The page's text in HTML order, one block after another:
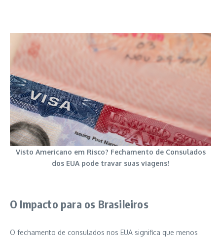
Visto Americano em Risco? Fechamento de Consulados
dos EUA pode travar suas viagens!
O Impacto para os Brasileiros
O fechamento de consulados nos EUA significa que menos